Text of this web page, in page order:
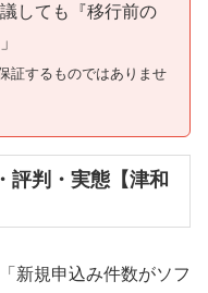
しても『移行前の
証するものではありませ
評判・実態【津和
新規申込み件数がソフ